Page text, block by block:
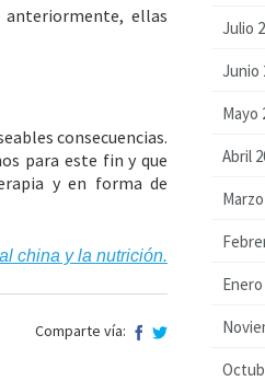
ellas
consecuencias.
para este fin y que
y en forma de
china y la nutrición.
Comparte vía:
Julio
Junio
Mayo
Abril